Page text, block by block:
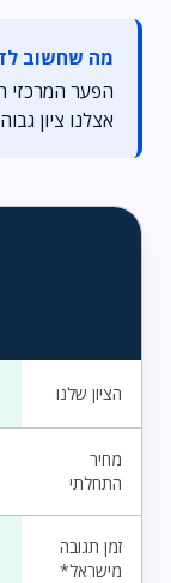
מה שחשוב
אצלנו ציון
הציון שלנו
מחיר
התחלתי
זמן תגובה
מישראל*